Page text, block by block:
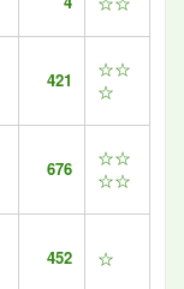
421
☆☆
☆
676
☆☆
☆☆
452 ☆